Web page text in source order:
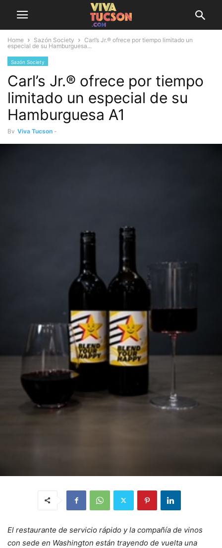
Home Sazón Society
Carl’s Jr.® ofrece por tiempo limitado un
especial de su Hamburguesa...
Sazón Society
Carl’s Jr.® ofrece por tiempo
limitado un especial de su
Hamburguesa A1
By Viva Tucson -
El restaurante de servicio rápido y la compañía de vinos
con sede en Washington están trayendo de vuelta una